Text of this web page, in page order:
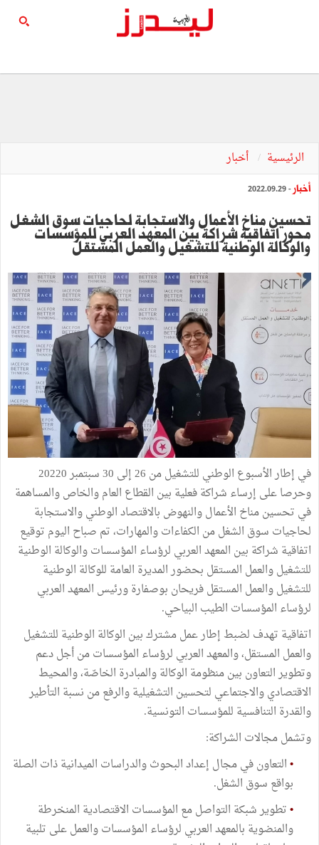
الرئيسية أخبار
أخبار - 2022.09.29
تحسين مناخ الأعمال والاستجابة لحاجيات سوق الشغل
محور اتفاقية شراكة بين المعهد العربي للمؤسسات
والوكالة الوطنية للتشغيل والعمل المستقل
في إطار الأسبوع الوطني للتشغيل من 26 إلى 30 سبتمبر 20220
وحرصا على إرساء شراكة فعلية بين القطاع العام والخاص والمساهمة
في تحسين مناخ الأعمال والنهوض بالاقتصاد الوطني والاستجابة
لحاجيات سوق الشغل من الكفاءات والمهارات، تم صباح اليوم توقيع
اتفاقية شراكة بين المعهد العربي لرؤساء المؤسسات والوكالة الوطنية
للتشغيل والعمل المستقل بحضور المديرة العامة للوكالة الوطنية
للتشغيل والعمل المستقل فريحان بوصفارة ورئيس المعهد العربي
لرؤساء المؤسسات الطيب البياحي.
اتفاقية تهدف لضبط إطار عمل مشترك بين الوكالة الوطنية للتشغيل
والعمل المستقل، والمعهد العربي لرؤساء المؤسسات من أجل دعم
وتطوير التعاون بين منظومة الوكالة والمبادرة الخاصّة، والمحيط
الاقتصادي والاجتماعي لتحسين التشغيلية والرفع من نسبة التأطير
والقدرة التنافسية للمؤسسات التونسية.
وتشمل مجالات الشراكة:
•التعاون في مجال إعداد البحوث والدراسات الميدانية ذات الصلة
بواقع سوق الشغل.
•تطوير شبكة التواصل مع المؤسسات الاقتصادية المنخرطة
والمنضوية بالمعهد العربي لرؤساء المؤسسات والعمل على تلبية